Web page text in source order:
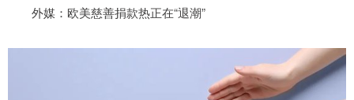
外媒：欧美慈善捐款热正在“退潮”